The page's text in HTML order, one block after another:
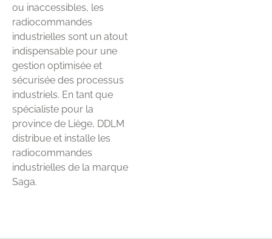
ou inaccessibles, les
radiocommandes
industrielles sont un atout
indispensable pour une
gestion optimisée et
sécurisée des processus
industriels. En tant que
spécialiste pour la
province de Liège, DDLM
distribue et installe les
radiocommandes
industrielles de la marque
Saga.